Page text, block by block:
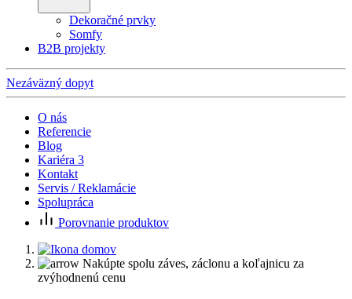
Dekoračné prvky
Somfy
B2B projekty
Nezáväzný dopyt
O nás
Referencie
Blog
Kariéra 3
Kontakt
Servis / Reklamácie
Spolupráca
Porovnanie produktov
Nakúpte spolu záves, záclonu a koľajnicu za
zvýhodnenú cenu